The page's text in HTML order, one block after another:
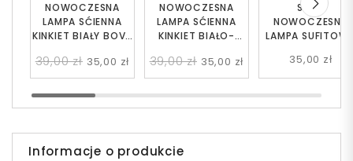
SPOT
NOWOCZESNA
LAMPA
35,00 zł
NOWOCZESNA
LAMPA SĆIENNA
KINKIET BIAŁY BOVA
39,00 zł 35,00 zł
NOWOCZESNA
LAMPA SĆIENNA
KINKIET BIAŁO-
39,00 zł 35,00 zł
Informacje o produkcie